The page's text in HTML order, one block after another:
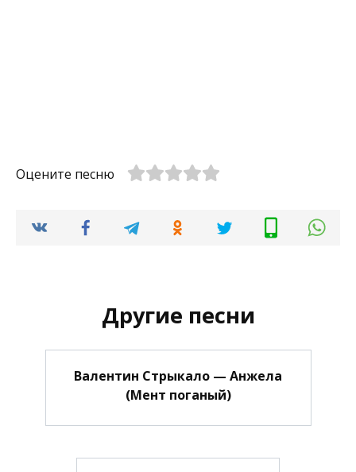
Оцените песню
Другие песни
Валентин Стрыкало — Анжела
(Мент поганый)